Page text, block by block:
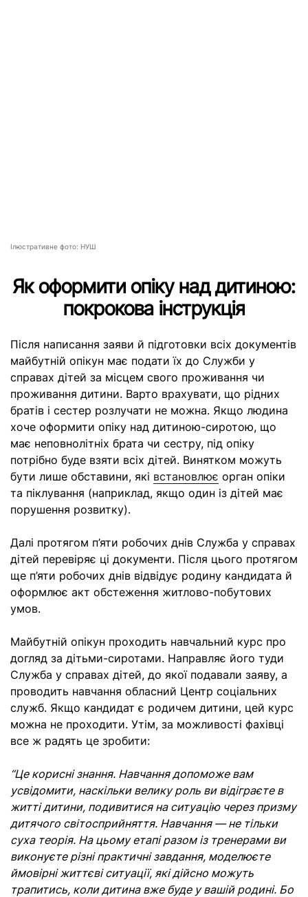
Ілюстративне фото: НУШ
Як оформити опіку над дитиною:
покрокова інструкція
Після написання заяви й підготовки всіх документів
майбутній опікун має подати їх до Служби у
справах дітей за місцем свого проживання чи
проживання дитини. Варто врахувати, що рідних
братів і сестер розлучати не можна. Якщо людина
хоче оформити опіку над дитиною-сиротою, що
має неповнолітніх брата чи сестру, під опіку
потрібно буде взяти всіх дітей. Винятком можуть
бути лише обставини, які встановлює орган опіки
та піклування (наприклад, якщо один із дітей має
порушення розвитку).
Далі протягом п’яти робочих днів Служба у справах
дітей перевіряє ці документи. Після цього протягом
ще п’яти робочих днів відвідує родину кандидата й
оформлює акт обстеження житлово-побутових
умов.
Майбутній опікун проходить навчальний курс про
догляд за дітьми-сиротами. Направляє його туди
Служба у справах дітей, до якої подавали заяву, а
проводить навчання обласний Центр соціальних
служб. Якщо кандидат є родичем дитини, цей курс
можна не проходити. Утім, за можливості фахівці
все ж радять це зробити:
“Це корисні знання. Навчання допоможе вам
усвідомити, наскільки велику роль ви відіграєте в
житті дитини, подивитися на ситуацію через призму
дитячого світосприйняття. Навчання — не тільки
суха теорія. На цьому етапі разом із тренерами ви
виконуєте різні практичні завдання, моделюєте
ймовірні життєві ситуації, які дійсно можуть
трапитись, коли дитина вже буде у вашій родині. Бо